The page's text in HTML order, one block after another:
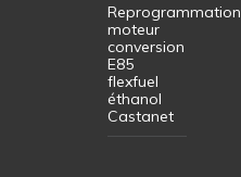
Reprogrammation
moteur
conversion
E85
flexfuel
éthanol
Castanet